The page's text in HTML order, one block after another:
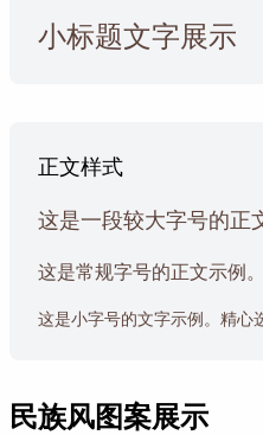
小标题文字展示
正文样式
这是一段较大字号的正
这是常规字号的正文示例
这是小字号的文字示例。精心
民族风图案展示